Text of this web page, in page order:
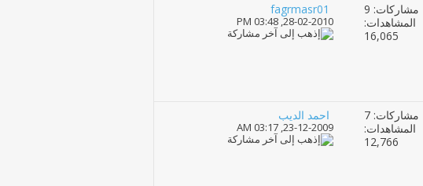
مشاركات: 9
المشاهدات:
16,065
fagrmasr01
28-02-2010,
03:48 PM
مشاركات: 7
المشاهدات:
12,766
احمد الديب
23-12-2009,
03:17 AM